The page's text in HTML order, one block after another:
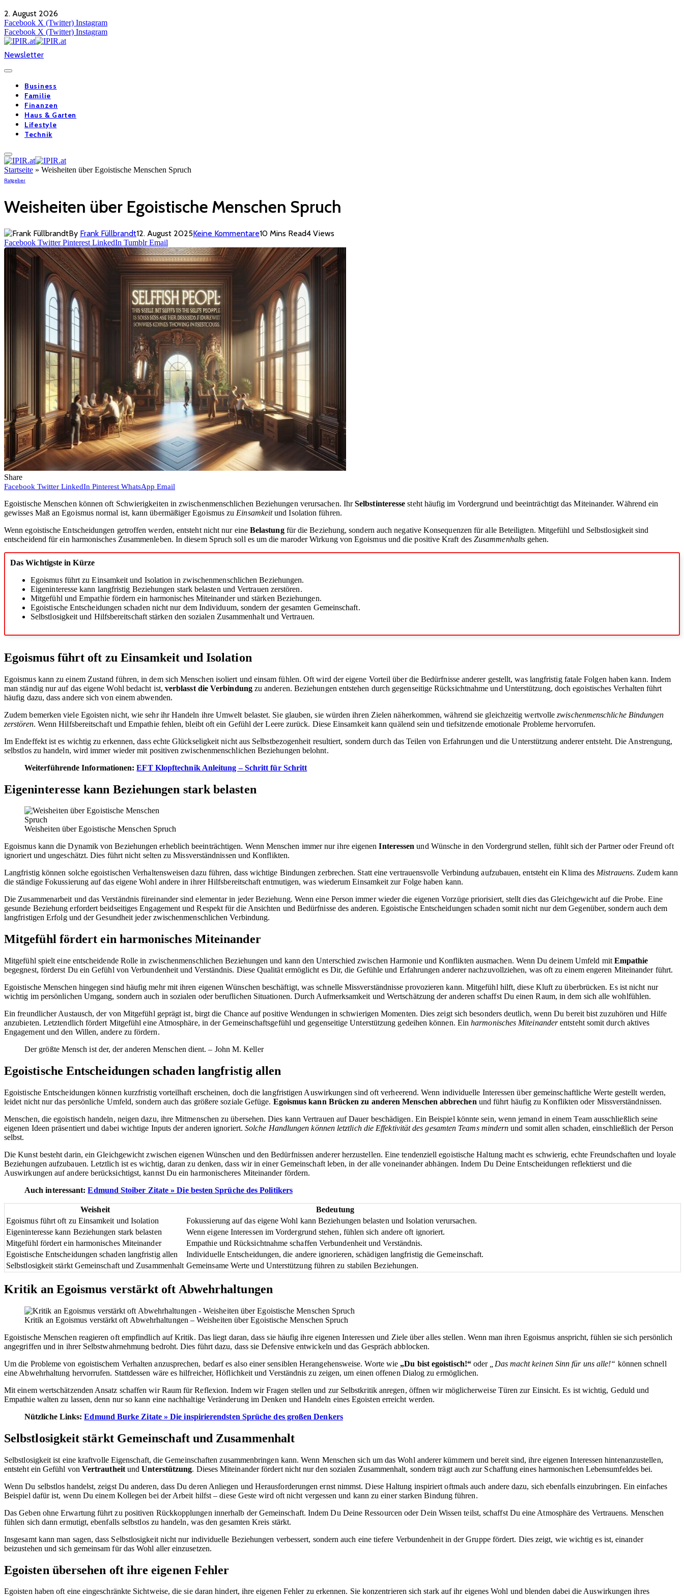
2. August 2026
Facebook X (Twitter) Instagram
Facebook X (Twitter) Instagram
Newsletter
Business
Familie
Finanzen
Haus & Garten
Lifestyle
Technik
Startseite » Weisheiten über Egoistische Menschen Spruch
Ratgeber
Weisheiten über Egoistische Menschen Spruch
By Frank Füllbrandt12. August 2025Keine Kommentare10 Mins Read4 Views
Facebook Twitter Pinterest LinkedIn Tumblr Email
Share
Facebook Twitter LinkedIn Pinterest WhatsApp Email
Egoistische Menschen können oft Schwierigkeiten in zwischenmenschlichen Beziehungen verursachen. IhrSelbstinteresse steht häufig im Vordergrund und beeinträchtigt das Miteinander. Während ein
gewisses Maß an Egoismus normal ist, kann übermäßiger Egoismus zu Einsamkeitund Isolation führen.
Wenn egoistische Entscheidungen getroffen werden, entsteht nicht nur eine Belastungfür die Beziehung, sondern auch negative Konsequenzen für alle Beteiligten. Mitgefühl und Selbstlosigkeit sind
entscheidend für ein harmonisches Zusammenleben. In diesem Spruch soll es um die maroder Wirkung von Egoismus und die positive Kraft des Zusammenhalts gehen.
Das Wichtigste in Kürze
Egoismus führt zu Einsamkeit und Isolation in zwischenmenschlichen Beziehungen.
Eigeninteresse kann langfristig Beziehungen stark belasten und Vertrauen zerstören.
Mitgefühl und Empathie fördern ein harmonisches Miteinander und stärken Beziehungen.
Egoistische Entscheidungen schaden nicht nur dem Individuum, sondern der gesamten Gemeinschaft.
Selbstlosigkeit und Hilfsbereitschaft stärken den sozialen Zusammenhalt und Vertrauen.
Egoismus führt oft zu Einsamkeit und Isolation
Egoismus kann zu einem Zustand führen, in dem sich Menschen isoliert und einsam fühlen. Oft wird der eigene Vorteil über die Bedürfnisse anderer gestellt, was langfristig fatale Folgen haben kann. Indem
man ständig nur auf das eigene Wohl bedacht ist, verblasst die Verbindungzu anderen. Beziehungen entstehen durch gegenseitige Rücksichtnahme und Unterstützung, doch egoistisches Verhalten führt
häufig dazu, dass andere sich von einem abwenden.
Zudem bemerken viele Egoisten nicht, wie sehr ihr Handeln ihre Umwelt belastet. Sie glauben, sie würden ihren Zielen näherkommen, während sie gleichzeitig wertvollezwischenmenschliche Bindungen
zerstören. Wenn Hilfsbereitschaft und Empathie fehlen, bleibt oft ein Gefühl der Leere zurück. Diese Einsamkeit kann quälend sein und tiefsitzende emotionale Probleme hervorrufen.
Im Endeffekt ist es wichtig zu erkennen, dass echte Glückseligkeit nicht aus Selbstbezogenheit resultiert, sondern durch das Teilen von Erfahrungen und die Unterstützung anderer entsteht. Die Anstrengung,
selbstlos zu handeln, wird immer wieder mit positiven zwischenmenschlichen Beziehungen belohnt.
Weiterführende Informationen:EFT Klopftechnik Anleitung – Schritt für Schritt
Eigeninteresse kann Beziehungen stark belasten
Weisheiten über Egoistische Menschen Spruch
Egoismus kann die Dynamik von Beziehungen erheblich beeinträchtigen. Wenn Menschen immer nur ihre eigenenInteressen und Wünsche in den Vordergrund stellen, fühlt sich der Partner oder Freund oft
ignoriert und ungeschätzt. Dies führt nicht selten zu Missverständnissen und Konflikten.
Langfristig können solche egoistischen Verhaltensweisen dazu führen, dass wichtige Bindungen zerbrechen. Statt eine vertrauensvolle Verbindung aufzubauen, entsteht ein Klima desMistrauens. Zudem kann
die ständige Fokussierung auf das eigene Wohl andere in ihrer Hilfsbereitschaft entmutigen, was wiederum Einsamkeit zur Folge haben kann.
Die Zusammenarbeit und das Verständnis füreinander sind elementar in jeder Beziehung. Wenn eine Person immer wieder die eigenen Vorzüge priorisiert, stellt dies das Gleichgewicht auf die Probe. Eine
gesunde Beziehung erfordert beidseitiges Engagement und Respekt für die Ansichten und Bedürfnisse des anderen. Egoistische Entscheidungen schaden somit nicht nur dem Gegenüber, sondern auch dem
langfristigen Erfolg und der Gesundheit jeder zwischenmenschlichen Verbindung.
Mitgefühl fördert ein harmonisches Miteinander
Mitgefühl spielt eine entscheidende Rolle in zwischenmenschlichen Beziehungen und kann den Unterschied zwischen Harmonie und Konflikten ausmachen. Wenn Du deinem Umfeld mit Empathie
begegnest, förderst Du ein Gefühl von Verbundenheit und Verständnis. Diese Qualität ermöglicht es Dir, die Gefühle und Erfahrungen anderer nachzuvollziehen, was oft zu einem engeren Miteinander führt.
Egoistische Menschen hingegen sind häufig mehr mit ihren eigenen Wünschen beschäftigt, was schnelle Missverständnisse provozieren kann. Mitgefühl hilft, diese Kluft zu überbrücken. Es ist nicht nur
wichtig im persönlichen Umgang, sondern auch in sozialen oder beruflichen Situationen. Durch Aufmerksamkeit und Wertschätzung der anderen schaffst Du einen Raum, in dem sich alle wohlfühlen.
Ein freundlicher Austausch, der von Mitgefühl geprägt ist, birgt die Chance auf positive Wendungen in schwierigen Momenten. Dies zeigt sich besonders deutlich, wenn Du bereit bist zuzuhören und Hilfe
anzubieten. Letztendlich fördert Mitgefühl eine Atmosphäre, in der Gemeinschaftsgefühl und gegenseitige Unterstützung gedeihen können. Einharmonisches Miteinanderentsteht somit durch aktives
Engagement und den Willen, andere zu fördern.
Der größte Mensch ist der, der anderen Menschen dient. – John M. Keller
Egoistische Entscheidungen schaden langfristig allen
Egoistische Entscheidungen können kurzfristig vorteilhaft erscheinen, doch die langfristigen Auswirkungen sind oft verheerend. Wenn individuelle Interessen über gemeinschaftliche Werte gestellt werden,
leidet nicht nur das persönliche Umfeld, sondern auch das größere soziale Gefüge. Egoismus kann Brücken zu anderen Menschen abbrechen und führt häufig zu Konflikten oder Missverständnissen.
Menschen, die egoistisch handeln, neigen dazu, ihre Mitmenschen zu übersehen. Dies kann Vertrauen auf Dauer beschädigen. Ein Beispiel könnte sein, wenn jemand in einem Team ausschließlich seine
eigenen Ideen präsentiert und dabei wichtige Inputs der anderen ignoriert. Solche Handlungen können letztlich die Effektivität des gesamten Teams mindern und somit allen schaden, einschließlich der Person
selbst.
Die Kunst besteht darin, ein Gleichgewicht zwischen eigenen Wünschen und den Bedürfnissen anderer herzustellen. Eine tendenziell egoistische Haltung macht es schwierig, echte Freundschaften und loyale
Beziehungen aufzubauen. Letztlich ist es wichtig, daran zu denken, dass wir in einer Gemeinschaft leben, in der alle voneinander abhängen. Indem Du Deine Entscheidungen reflektierst und die
Auswirkungen auf andere berücksichtigst, kannst Du ein harmonischeres Miteinander fördern.
Auch interessant:Edmund Stoiber Zitate » Die besten Sprüche des Politikers
Weisheit
Bedeutung
Egoismus führt oft zu Einsamkeit und Isolation
Fokussierung auf das eigene Wohl kann Beziehungen belasten und Isolation verursachen.
Eigeninteresse kann Beziehungen stark belasten
Wenn eigene Interessen im Vordergrund stehen, fühlen sich andere oft ignoriert.
Mitgefühl fördert ein harmonisches Miteinander
Empathie und Rücksichtnahme schaffen Verbundenheit und Verständnis.
Egoistische Entscheidungen schaden langfristig allen
Individuelle Entscheidungen, die andere ignorieren, schädigen langfristig die Gemeinschaft.
Selbstlosigkeit stärkt Gemeinschaft und Zusammenhalt Gemeinsame Werte und Unterstützung führen zu stabilen Beziehungen.
Kritik an Egoismus verstärkt oft Abwehrhaltungen
Kritik an Egoismus verstärkt oft Abwehrhaltungen – Weisheiten über Egoistische Menschen Spruch
Egoistische Menschen reagieren oft empfindlich auf Kritik. Das liegt daran, dass sie häufig ihre eigenen Interessen und Ziele über alles stellen. Wenn man ihren Egoismus anspricht, fühlen sie sich persönlich
angegriffen und in ihrer Selbstwahrnehmung bedroht. Dies führt dazu, dass sie Defensive entwickeln und das Gespräch abblocken.
Um die Probleme von egoistischem Verhalten anzusprechen, bedarf es also einer sensiblen Herangehensweise. Worte wie „Du bist egoistisch!“oder „Das macht keinen Sinn für uns alle!“ können schnell
eine Abwehrhaltung hervorrufen. Stattdessen wäre es hilfreicher, Höflichkeit und Verständnis zu zeigen, um einen offenen Dialog zu ermöglichen.
Mit einem wertschätzenden Ansatz schaffen wir Raum für Reflexion. Indem wir Fragen stellen und zur Selbstkritik anregen, öffnen wir möglicherweise Türen zur Einsicht. Es ist wichtig, Geduld und
Empathie walten zu lassen, denn nur so kann eine nachhaltige Veränderung im Denken und Handeln eines Egoisten erreicht werden.
Nützliche Links:Edmund Burke Zitate » Die inspirierendsten Sprüche des großen Denkers
Selbstlosigkeit stärkt Gemeinschaft und Zusammenhalt
Selbstlosigkeit ist eine kraftvolle Eigenschaft, die Gemeinschaften zusammenbringen kann. Wenn Menschen sich um das Wohl anderer kümmern und bereit sind, ihre eigenen Interessen hintenanzustellen,
entsteht ein Gefühl von VertrautheitundUnterstützung. Dieses Miteinander fördert nicht nur den sozialen Zusammenhalt, sondern trägt auch zur Schaffung eines harmonischen Lebensumfeldes bei.
Wenn Du selbstlos handelst, zeigst Du anderen, dass Du deren Anliegen und Herausforderungen ernst nimmst. Diese Haltung inspiriert oftmals auch andere dazu, sich ebenfalls einzubringen. Ein einfaches
Beispiel dafür ist, wenn Du einem Kollegen bei der Arbeit hilfst – diese Geste wird oft nicht vergessen und kann zu einer starken Bindung führen.
Das Geben ohne Erwartung führt zu positiven Rückkopplungen innerhalb der Gemeinschaft. Indem Du Deine Ressourcen oder Dein Wissen teilst, schaffst Du eine Atmosphäre des Vertrauens. Menschen
fühlen sich dann ermutigt, ebenfalls selbstlos zu handeln, was den gesamten Kreis stärkt.
Insgesamt kann man sagen, dass Selbstlosigkeit nicht nur individuelle Beziehungen verbessert, sondern auch eine tiefere Verbundenheit in der Gruppe fördert. Dies zeigt, wie wichtig es ist, einander
beizustehen und sich gemeinsam für das Wohl aller einzusetzen.
Egoisten übersehen oft ihre eigenen Fehler
Egoisten haben oft eine eingeschränkte Sichtweise, die sie daran hindert, ihre eigenen Fehler zu erkennen. Sie konzentrieren sich stark auf ihr eigenes Wohl und blenden dabei die Auswirkungen ihres